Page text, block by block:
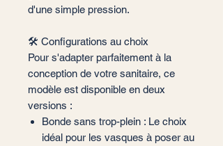
d'une simple pression.
🛠️ Configurations au choix
Pour s'adapter parfaitement à la
conception de votre sanitaire, ce
modèle est disponible en deux
versions :
Bonde sans trop-plein : Le choix
idéal pour les vasques à poser au